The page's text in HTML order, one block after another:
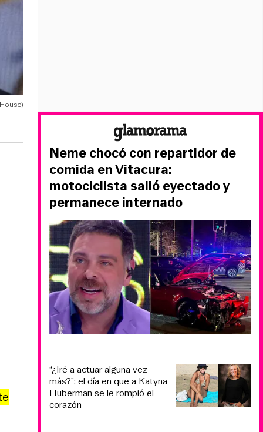
Neme chocó con repartidor de
comida en Vitacura:
motociclista salió eyectado y
permanece internado
“¿Iré a actuar alguna vez
más?”: el día en que a Katyna
Huberman se le rompió el
corazón